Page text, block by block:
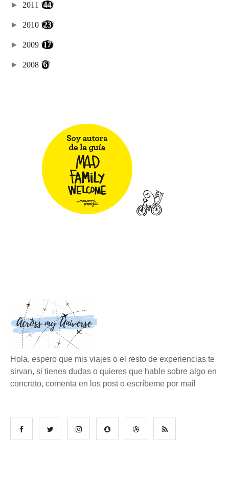
► 2011 (44)
► 2010 (23)
► 2009 (17)
► 2008 (6)
Hola, espero que mis viajes o el resto de experiencias te
sirvan, si tienes dudas o quieres que hable sobre algo en
concreto, comenta en los post o escríbeme por mail